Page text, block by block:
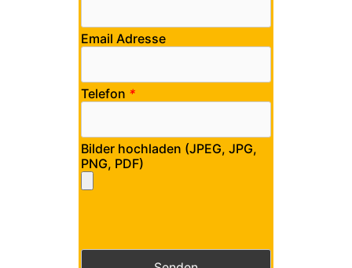
Email Adresse
Telefon *
Bilder hochladen (JPEG, JPG,
PNG, PDF)
Bitte lasse dieses Feld leer.